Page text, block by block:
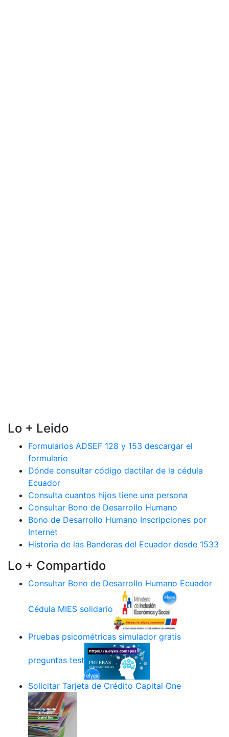
Lo + Leido
Formularios ADSEF 128 y 153 descargar el
formulario
Dónde consultar código dactilar de la cédula
Ecuador
Consulta cuantos hijos tiene una persona
Consultar Bono de Desarrollo Humano
Bono de Desarrollo Humano Inscripciones por
Internet
Historia de las Banderas del Ecuador desde 1533
Lo + Compartido
Consultar Bono de Desarrollo Humano Ecuador
Cédula MIES solidario
Pruebas psicométricas simulador gratis
preguntas test
Solicitar Tarjeta de Crédito Capital One